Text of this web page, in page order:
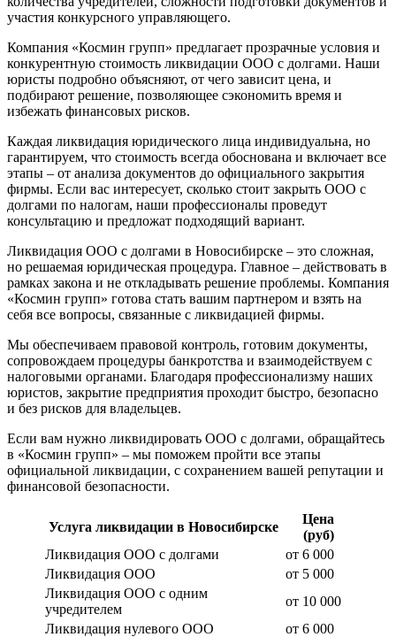
участия конкурсного управляющего.
Компания «Космин групп» предлагает прозрачные условия и
конкурентную стоимость ликвидации ООО с долгами. Наши
юристы подробно объясняют, от чего зависит цена, и
подбирают решение, позволяющее сэкономить время и
избежать финансовых рисков.
Каждая ликвидация юридического лица индивидуальна, но
гарантируем, что стоимость всегда обоснована и включает все
этапы – от анализа документов до официального закрытия
фирмы. Если вас интересует, сколько стоит закрыть ООО с
долгами по налогам, наши профессионалы проведут
консультацию и предложат подходящий вариант.
Ликвидация ООО с долгами в Новосибирске – это сложная,
но решаемая юридическая процедура. Главное – действовать в
рамках закона и не откладывать решение проблемы. Компания
«Космин групп» готова стать вашим партнером и взять на
себя все вопросы, связанные с ликвидацией фирмы.
Мы обеспечиваем правовой контроль, готовим документы,
сопровождаем процедуры банкротства и взаимодействуем с
налоговыми органами. Благодаря профессионализму наших
юристов, закрытие предприятия проходит быстро, безопасно
и без рисков для владельцев.
Если вам нужно ликвидировать ООО с долгами, обращайтесь
в «Космин групп» – мы поможем пройти все этапы
официальной ликвидации, с сохранением вашей репутации и
финансовой безопасности.
Услуга ликвидации в Новосибирске
Цена
(руб)
Ликвидация ООО с долгами
от 6 000
Ликвидация ООО
от 5 000
Ликвидация ООО с одним
учредителем
от 10 000
Ликвидация нулевого ООО
от 6 000